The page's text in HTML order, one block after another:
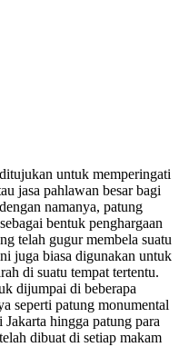
untuk memperingati
jasa pahlawan besar bagi
namanya, patung
bentuk penghargaan
telah gugur membela suatu
juga biasa digunakan untuk
di suatu tempat tertentu.
dijumpai di beberapa
seperti patung monumental
hingga patung para
dibuat di setiap makam